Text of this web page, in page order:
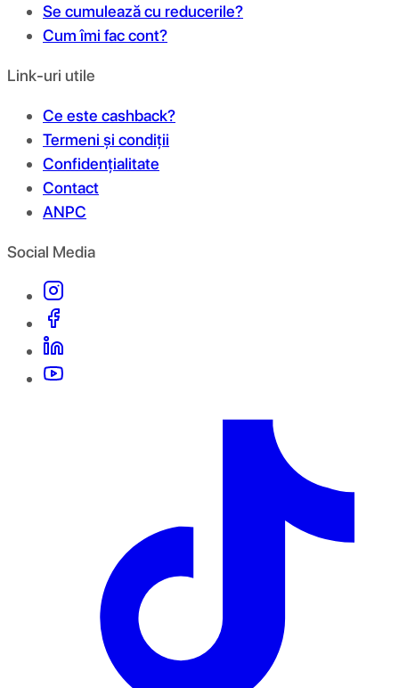
Se cumulează cu reducerile?
Cum îmi fac cont?
Link-uri utile
Ce este cashback?
Termeni și condiții
Confidențialitate
Contact
ANPC
Social Media